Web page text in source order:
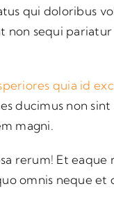
qui doloribus
sequi
quia id
ducimus non
magni.
rerum! Et
omnis neque et